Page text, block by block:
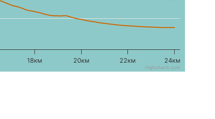
18км 20км 22км 24км
Highcharts.com